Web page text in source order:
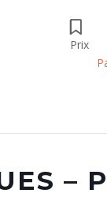
Prix
–